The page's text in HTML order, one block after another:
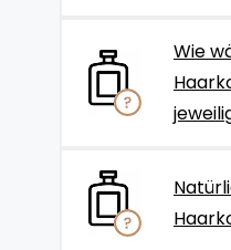
Wie